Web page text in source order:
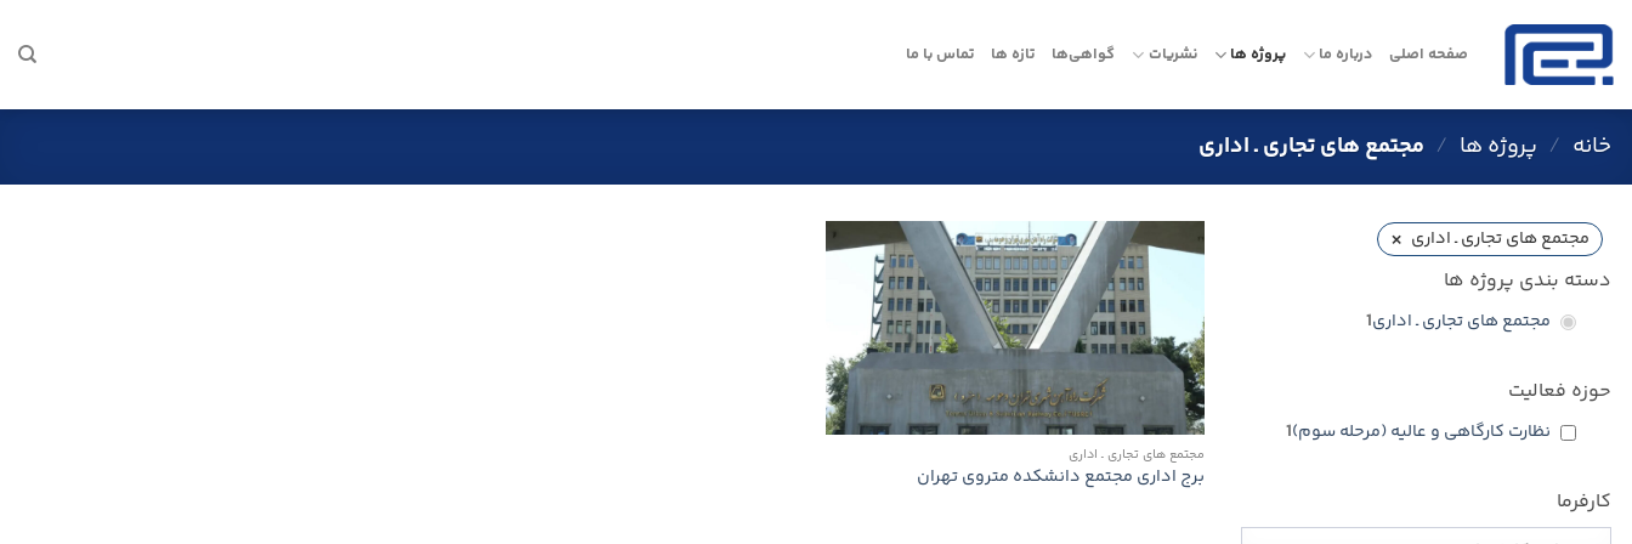
content
صفحه اصلی درباره ما پروژه ها نشریات گواهی‌ها تازه ها تماس با ما
خانه / پروژه ها / مجتمع های تجاری ـ اداری
مجتمع های تجاری ـ اداری ×
دسته بندی پروژه ها
مجتمع های تجاری ـ اداری1
حوزه فعالیت
نظارت كارگاهی و عالیه (مرحله سوم)1
کارفرما
مجتمع های تجاری ـ اداری
برج اداری مجتمع دانشكده متروی تهران